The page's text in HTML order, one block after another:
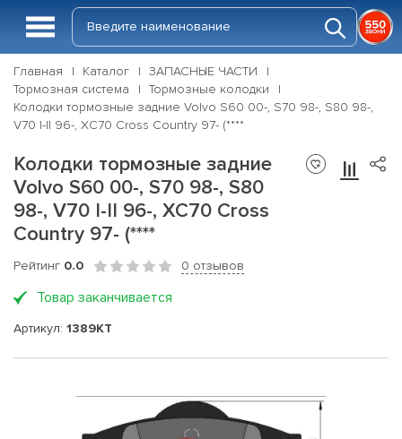
Главная Каталог
ЗАПАСНЫЕ ЧАСТИ
Тормозная система
Тормозные колодки
Колодки тормозные задние Volvo S60 00-, S70 98-, S80 98-,
V70 I-II 96-, XC70 Cross Country 97- (****
Колодки тормозные задние
Volvo S60 00-, S70 98-, S80
98-, V70 I-II 96-, XC70 Cross
Country 97- (****
Рейтинг 0.0 0 отзывов
Товар заканчивается
Артикул: 1389KT